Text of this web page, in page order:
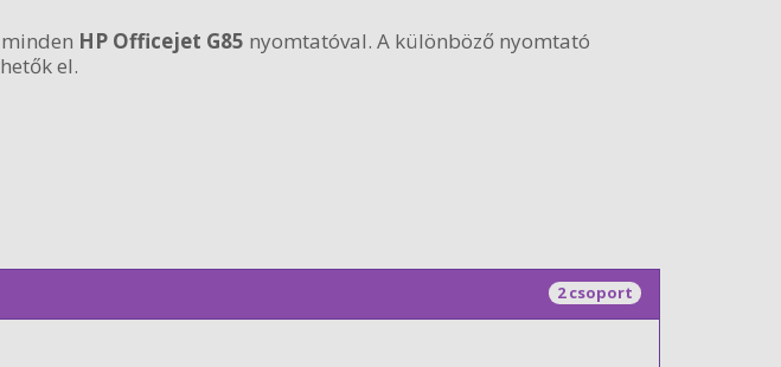
HP Officejet G85 nyomtatóval. A különböző nyomtató
el.
2 csoport